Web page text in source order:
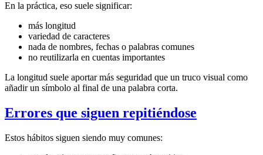
En la práctica, eso suele significar:
más longitud
variedad de caracteres
nada de nombres, fechas o palabras comunes
no reutilizarla en cuentas importantes
La longitud suele aportar más seguridad que un truco visual como
añadir un símbolo al final de una palabra corta.
Errores que siguen repitiéndose
Estos hábitos siguen siendo muy comunes: